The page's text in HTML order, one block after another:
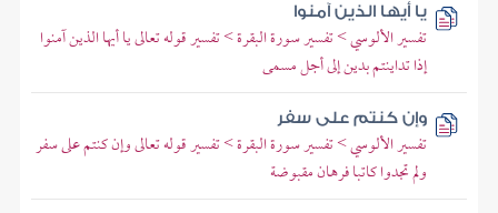
يا أيها الذين آمنوا
تفسير الألوسي > تفسير سورة البقرة > تفسير قوله تعالى يا أيها الذين آمنوا
إذا تداينتم بدين إلى أجل مسمى
وإن كنتم على سفر
تفسير الألوسي > تفسير سورة البقرة > تفسير قوله تعالى وإن كنتم على سفر
ولم تجدوا كاتبا فرهان مقبوضة